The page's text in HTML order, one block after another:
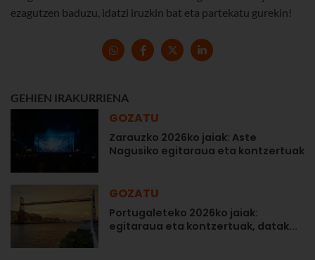
ezagutzen baduzu, idatzi iruzkin bat eta partekatu gurekin!
GEHIEN IRAKURRIENA
GOZATU
Zarauzko 2026ko jaiak: Aste
Nagusiko egitaraua eta kontzertuak
GOZATU
Portugaleteko 2026ko jaiak:
egitaraua eta kontzertuak, datak...